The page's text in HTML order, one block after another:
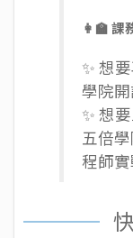
👩‍🏫 課
✨ 想
學院
✨ 想
五倍
程師